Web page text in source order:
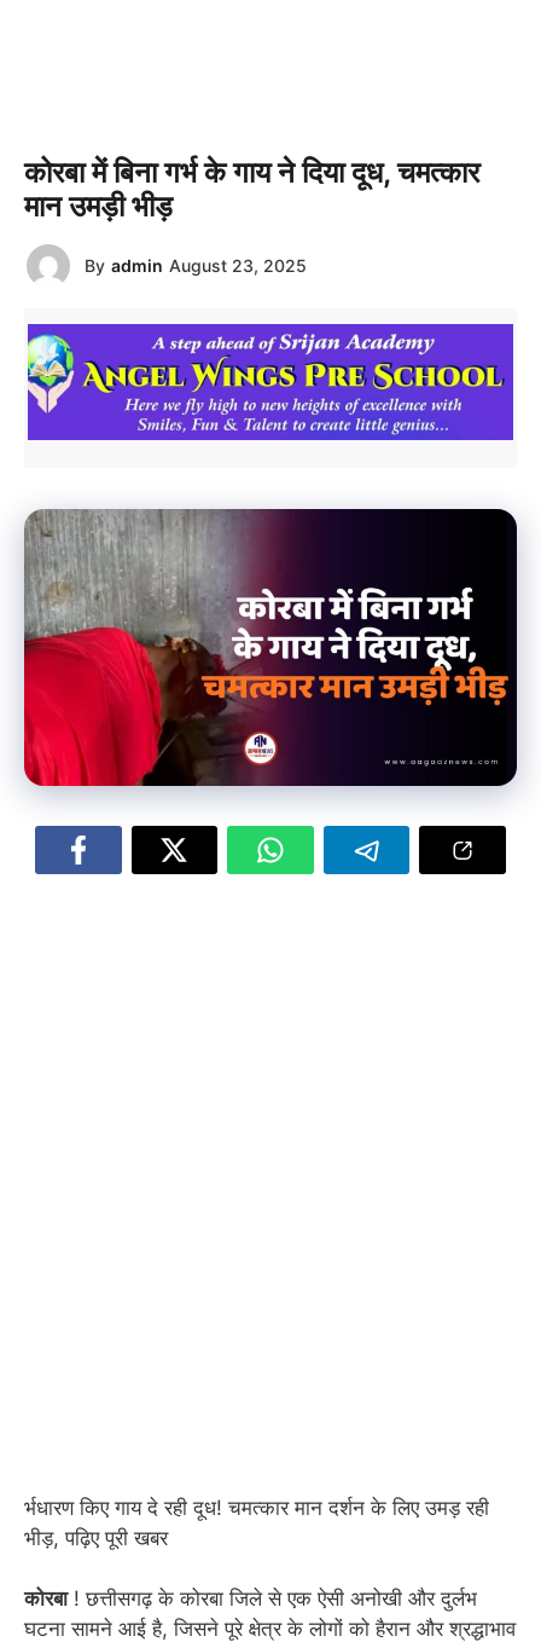
कोरबा में बिना गर्भ के गाय ने दिया दूध, चमत्कार
मान उमड़ी भीड़
By admin August 23, 2025
र्भधारण किए गाय दे रही दूध! चमत्कार मान दर्शन के लिए उमड़ रही
भीड़, पढ़िए पूरी खबर
कोरबा! छत्तीसगढ़ के कोरबा जिले से एक ऐसी अनोखी और दुर्लभ
घटना सामने आई है, जिसने पूरे क्षेत्र के लोगों को हैरान और श्रद्धाभाव